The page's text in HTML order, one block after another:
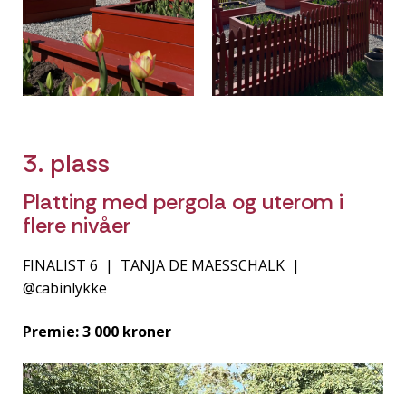
3. plass
Platting med pergola og uterom i
flere nivåer
FINALIST 6 | TANJA DE MAESSCHALK |
@cabinlykke
Premie: 3 000 kroner